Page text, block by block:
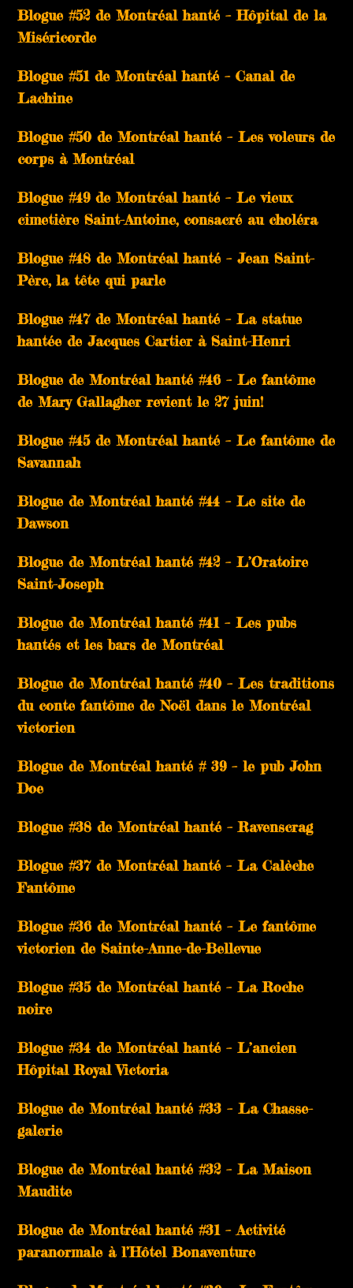
Blogue #52 de Montréal hanté – Hôpital de la
Miséricorde
Blogue #51 de Montréal hanté – Canal de
Lachine
Blogue #50 de Montréal hanté – Les voleurs de
corps à Montréal
Blogue #49 de Montréal hanté – Le vieux
cimetière Saint-Antoine, consacré au choléra
Blogue #48 de Montréal hanté – Jean Saint-
Père, la tête qui parle
Blogue #47 de Montréal hanté – La statue
hantée de Jacques Cartier à Saint-Henri
Blogue de Montréal hanté #46 – Le fantôme
de Mary Gallagher revient le 27 juin!
Blogue #45 de Montréal hanté – Le fantôme de
Savannah
Blogue de Montréal hanté #44 – Le site de
Dawson
Blogue de Montréal hanté #42 – L’Oratoire
Saint-Joseph
Blogue de Montréal hanté #41 – Les pubs
hantés et les bars de Montréal
Blogue de Montréal hanté #40 – Les traditions
du conte fantôme de Noël dans le Montréal
victorien
Blogue de Montréal hanté # 39 – le pub John
Doe
Blogue #38 de Montréal hanté – Ravenscrag
Blogue #37 de Montréal hanté – La Calèche
Fantôme
Blogue #36 de Montréal hanté – Le fantôme
victorien de Sainte-Anne-de-Bellevue
Blogue #35 de Montréal hanté – La Roche
noire
Blogue #34 de Montréal hanté – L’ancien
Hôpital Royal Victoria
Blogue de Montréal hanté #33 – La Chasse-
galerie
Blogue de Montréal hanté #32 – La Maison
Maudite
Blogue de Montréal hanté #31 – Activité
paranormale à l’Hôtel Bonaventure